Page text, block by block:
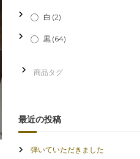
白 (2)
黒 (64)
最近の投稿
弾いていただきました